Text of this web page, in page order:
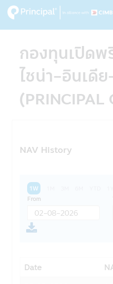
Skip
to
main
กองทุนเปิดพ
ไชน่า-อินเดี
(PRINCIPAL
NAV History
1W
From
Date